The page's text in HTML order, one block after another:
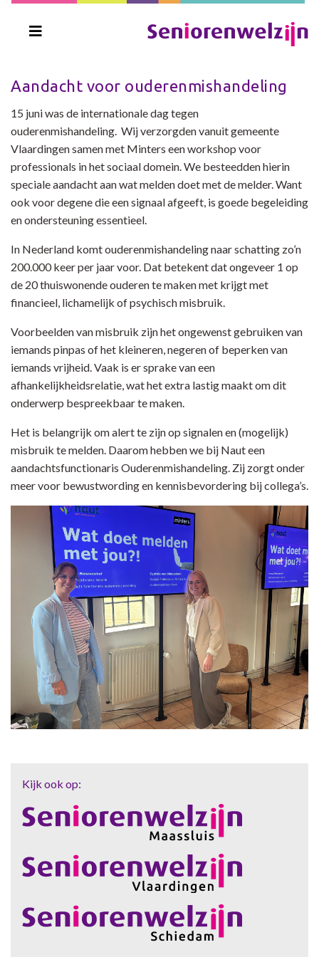
Aandacht voor ouderenmishandeling
15 juni was de internationale dag tegen
ouderenmishandeling. Wij verzorgden vanuit gemeente
Vlaardingen samen met Minters een workshop voor
professionals in het sociaal domein. We besteedden hierin
speciale aandacht aan wat melden doet met de melder. Want
ook voor degene die een signaal afgeeft, is goede begeleiding
en ondersteuning essentieel.
In Nederland komt ouderenmishandeling naar schatting zo’n
200.000 keer per jaar voor. Dat betekent dat ongeveer 1 op
de 20 thuiswonende ouderen te maken met krijgt met
financieel, lichamelijk of psychisch misbruik.
Voorbeelden van misbruik zijn het ongewenst gebruiken van
iemands pinpas of het kleineren, negeren of beperken van
iemands vrijheid. Vaak is er sprake van een
afhankelijkheidsrelatie, wat het extra lastig maakt om dit
onderwerp bespreekbaar te maken.
Het is belangrijk om alert te zijn op signalen en (mogelijk)
misbruik te melden. Daarom hebben we bij Naut een
aandachtsfunctionaris Ouderenmishandeling. Zij zorgt onder
meer voor bewustwording en kennisbevordering bij collega’s.
Kijk ook op: